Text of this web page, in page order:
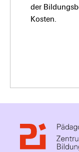
der
Kosten.